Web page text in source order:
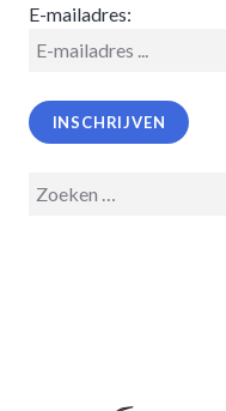
E-mailadres:
Zoeken